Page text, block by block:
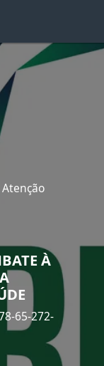
À
65-272-